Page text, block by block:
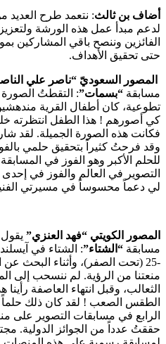
أضاف بن ثالث: نتعمد طرح العديد
لدعم مبدأ عمل هذه الورشة ولتعزيز
الفائزين وننصح باقي المشاركين
حتى تحقيق الأهداف.
المصور السعوديّ“ناصر علي
مسابقة “بسمات”: التقطتُ الصورة
تطوعية، كان أطفال القرية
كي أصورهم ! هذا الطفل انتظرته
فكانت هذه الصورة الجميلة. لقد
وقد فرحتُ كثيراً بتحقيق حلمي
للحلم الأكبر وهو الفوز في
التصوير في العالم والفوز في إحدى
لي دعماً محسوساً في مسيرتي
المصور الكويتي “فهد العنزي”يقول
مسابقة “الشتاء”: الشتاء في
-25 (تحت الصفر)، وأثناء البحث
منعتنا من الرؤية. لم ننسحب إلى
الثعالب، وقبل انتهاء العاصفة
الطقس الصعب ! لقد كان ذلك حلماً
الرابع في مسابقات التصوير على
حققتُ عدداً من الجوائز الدولية.